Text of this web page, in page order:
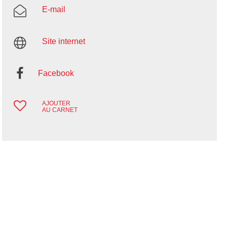
E-mail
Site internet
Facebook
AJOUTER
AU CARNET